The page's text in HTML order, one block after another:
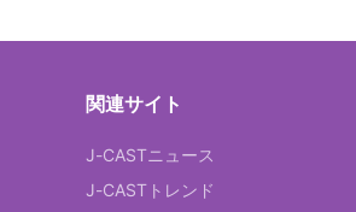
関連サイト
J-CASTニュース
J-CASTトレンド